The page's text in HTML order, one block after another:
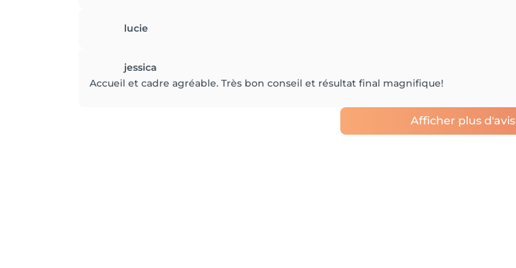
lucie
jessica
Accueil et cadre agréable. Très bon conseil et résultat final magnifique!
Afficher plus d'avis